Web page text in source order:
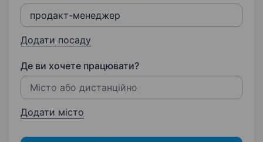
Додати посаду
Де ви хочете працювати?
Додати місто